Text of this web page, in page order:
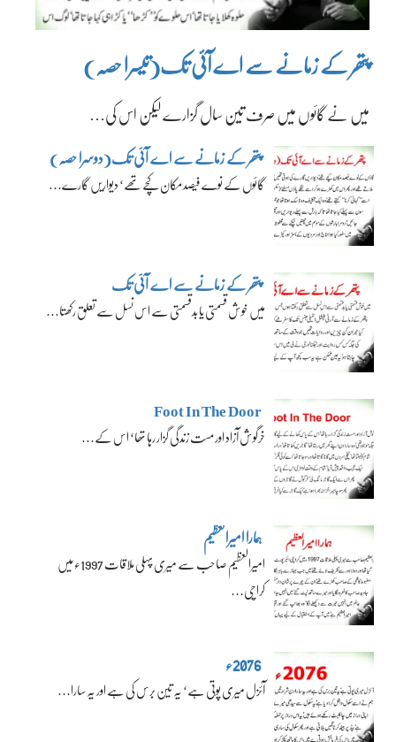
پتھر کے زمانے سے اے آئی تک(تیسرا حصہ)
میں نے گائوں میں صرف تین سال گزارے لیکن اس کی…
پتھر کے زمانے سے اے آئی تک(دوسرا حصہ)
گائوں کے نوے فیصد مکان کچے تھے‘ دیواریں گارے…
پتھر کے زمانے سے اے آئی تک
میں خوش قسمتی یا بدقسمتی سے اس نسل سے تعلق رکھتا…
Foot In The Door
خرگوش آزاد اور مست زندگی گزار رہا تھا‘ اس کے…
ہمارا امیرالعظیم
امیرالعظیم صاحب سے میری پہلی ملاقات 1997ء میں
کراچی…
2076ء
آئزل میری پوتی ہے‘ یہ تین برس کی ہے اور یہ سارا…